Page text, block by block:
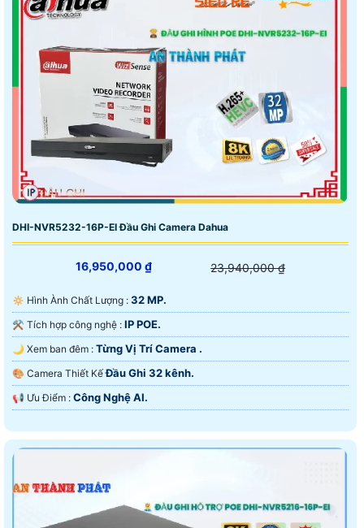
DHI-NVR5232-16P-EI Đầu Ghi Camera Dahua
16,950,000 ₫ 23,940,000 ₫
🔅 Hình Ành Chất Lượng : 32 MP.
⚒ Tích hợp công nghệ : IP POE.
🌙 Xem ban đêm : Từng Vị Trí Camera .
🎨 Camera Thiết KếĐầu Ghi 32 kênh.
️📢 Ưu Điểm : Công Nghệ AI.